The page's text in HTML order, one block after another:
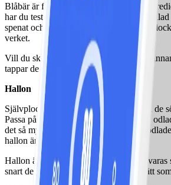
Blåbär är för många av oss självklara
har du testat dem i matlagningen? I en
spenat och rostade fröer blir en näve
verket.
Vill du skölja blåbären så gör det precis
tappar de spänsten och blir mjuka.
Hallon
Självplock av hallon finns, men främst i de
Passa på och plocka dem nu, vilda eller
det så mycket bättre att konsumera
hallon än att köpa de frysta i butik.
Hallon är känsliga bär och behöver förvaras
snart de har plockats. Gör på samma sätt